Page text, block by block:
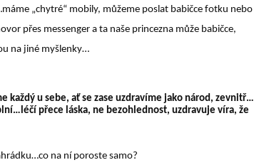
„chytré“ mobily, můžeme poslat babičce fotku nebo
přes messenger a ta naše princezna může babičce,
na jiné myšlenky…
každý u sebe, ať se zase uzdravíme jako národ, zevnitř…
přece láska, ne bezohlednost, uzdravuje víra, že
na ní poroste samo?